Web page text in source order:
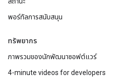
พอร์ทัลการสนับสนุน
ทรัพยากร
ภาพรวมของนักพัฒนาซอฟต์แวร์
4-minute videos for developers